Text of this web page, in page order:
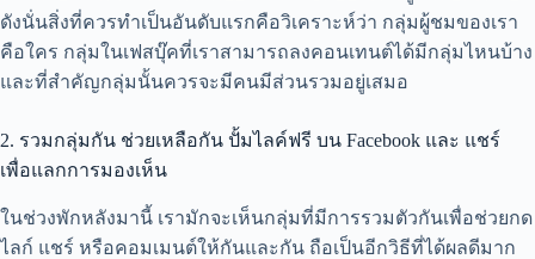
ดังนั่นสิ่งที่ควรทำเป็นอันดับแรกคือวิเคราะห์ว่า กลุ่มผู้ชมของเรา
คือใคร กลุ่มในเฟสบุ๊คที่เราสามารถลงคอนเทนต์ได้มีกลุ่มไหนบ้าง
และที่สำคัญกลุ่มนั้นควรจะมีคนมีส่วนรวมอยู่เสมอ
2. รวมกลุ่มกัน ช่วยเหลือกัน ปั้มไลค์ฟรี บน Facebook และ แชร์
เพื่อแลกการมองเห็น
ในช่วงพักหลังมานี้ เรามักจะเห็นกลุ่มที่มีการรวมตัวกันเพื่อช่วยกด
ไลก์ แชร์ หรือคอมเมนต์ให้กันและกัน ถือเป็นอีกวิธีที่ได้ผลดีมาก